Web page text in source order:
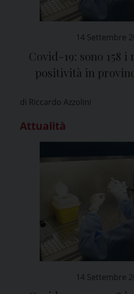
14 Settembre
Covid-19: sono 158 i
positività in
di Riccardo Azzolini
Attualità
14 Settembre